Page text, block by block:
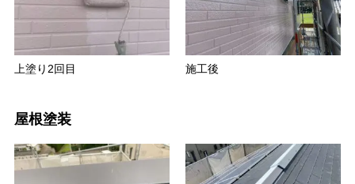
上塗り2回目 施工後
屋根塗装